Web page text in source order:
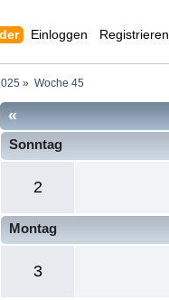
Einloggen Registrieren
» Woche 45
«
Sonntag
2
Montag
3